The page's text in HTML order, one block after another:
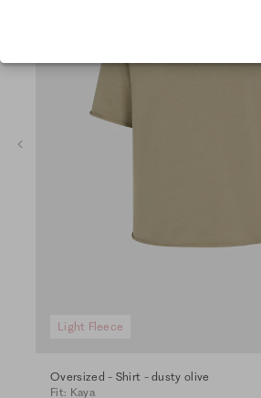
Light Fleece
Oversized - Shirt - dusty olive
Fit: Kaya